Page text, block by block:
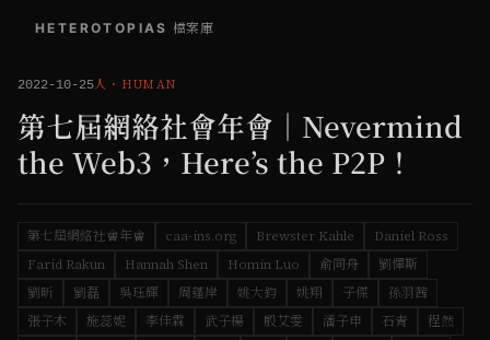
HETEROTOPIAS 檔案庫
2022-10-25人 ・ HUMAN
第七屆網絡社會年會｜Nevermind
the Web3，Here’s the P2P！
第七屆網絡社會年會 caa-ins.org Brewster Kahle
Daniel Ross
Farid Rakun
Hannah Shen Homin Luo 俞同舟
劉懌斯
劉昕
劉磊 吳珏輝 周蓬岸 姚大鈞 姚翔 子傑
孫羽茜
張子木
施蕊妮 李佳霖 武子楊 殷艾雯 潘子申 石青
程然